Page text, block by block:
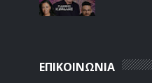
ΕΠΙΚΟΙΝΩΝΙΑ